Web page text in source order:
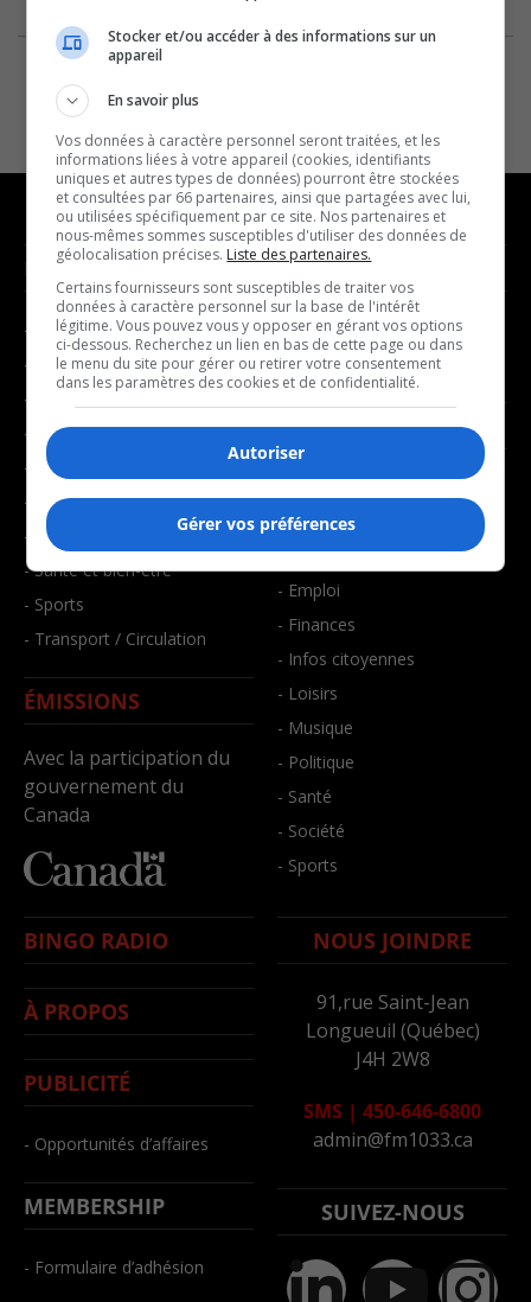
NOUVELLES
- Affaires municipales
- Communauté / Social
- Culture
- Économie
- Éducation
- Environnement
- Faits divers
- Santé et bien-être
- Sports
- Transport / Circulation
ÉMISSIONS
Avec la participation du
gouvernement du
Canada
MUSIQUE
- Décompte franco
- Joué récemment
BALADOS
- Art de vivre
- Bien-être
- Emploi
- Finances
- Infos citoyennes
- Loisirs
- Musique
- Politique
- Santé
- Société
- Sports
BINGO RADIO
À PROPOS
PUBLICITÉ
- Opportunités d’affaires
MEMBERSHIP
- Formulaire d’adhésion
NOUS JOINDRE
91,rue Saint-Jean
Longueuil (Québec)
J4H 2W8
SMS | 450-646-6800
admin@fm1033.ca
SUIVEZ-NOUS
Stocker et/ou accéder à des informations sur un
appareil
En savoir plus
Vos données à caractère personnel seront traitées, et les
informations liées à votre appareil (cookies, identifiants
uniques et autres types de données) pourront être stockées
et consultées par 66 partenaires, ainsi que partagées avec lui,
ou utilisées spécifiquement par ce site. Nos partenaires et
nous-mêmes sommes susceptibles d'utiliser des données de
géolocalisation précises. Liste des partenaires.
Certains fournisseurs sont susceptibles de traiter vos
données à caractère personnel sur la base de l'intérêt
légitime. Vous pouvez vous y opposer en gérant vos options
ci-dessous. Recherchez un lien en bas de cette page ou dans
le menu du site pour gérer ou retirer votre consentement
dans les paramètres des cookies et de confidentialité.
Autoriser
Gérer vos préférences